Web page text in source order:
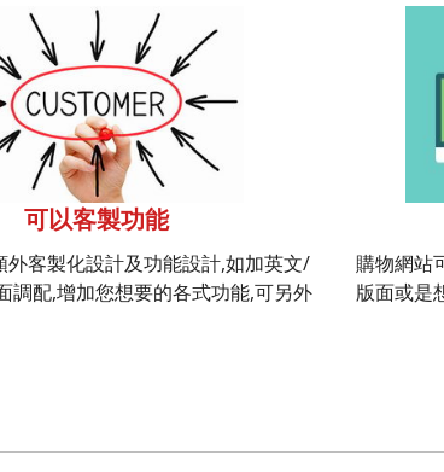
可以客製功能
外客製化設計及功能設計,如加英文/
調配,增加您想要的各式功能,可另外
購物網站
版面或是